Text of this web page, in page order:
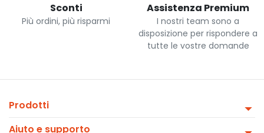
Sconti
Più ordini, più risparmi
Assistenza Premium
I nostri team sono a
disposizione per rispondere a
tutte le vostre domande
Prodotti
Aiuto e supporto